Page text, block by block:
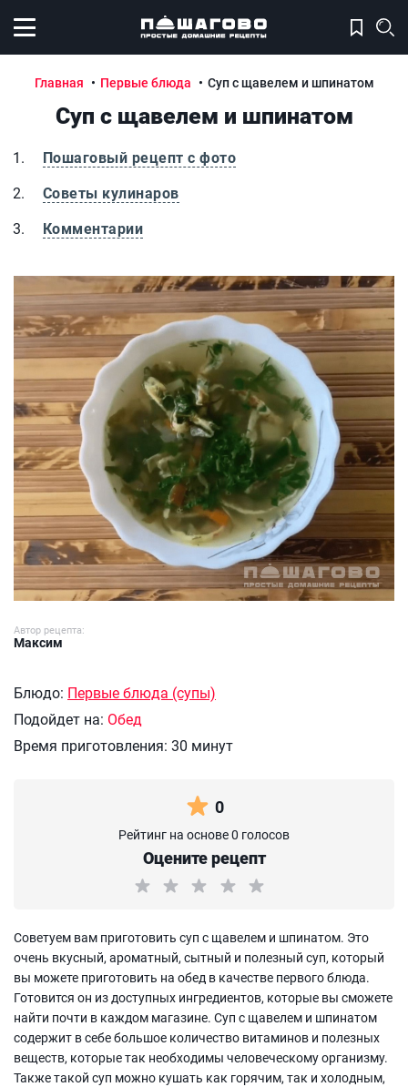
Открыть меню
Главная Первые блюда Суп с щавелем и шпинатом
Суп с щавелем и шпинатом
Пошаговый рецепт с фото
Советы кулинаров
Комментарии
Суп с щавелем и шпинатом
Автор рецепта:
Максим
Блюдо: Первые блюда (супы)
Подойдет на: Обед
Время приготовления: 30 минут
0
Рейтинг на основе 0 голосов
Оцените рецепт
Советуем вам приготовить суп с щавелем и шпинатом. Это
очень вкусный, ароматный, сытный и полезный суп, который
вы можете приготовить на обед в качестве первого блюда.
Готовится он из доступных ингредиентов, которые вы сможете
найти почти в каждом магазине. Суп с щавелем и шпинатом
содержит в себе большое количество витаминов и полезных
веществ, которые так необходимы человеческому организму.
Также такой суп можно кушать как горячим, так и холодным,